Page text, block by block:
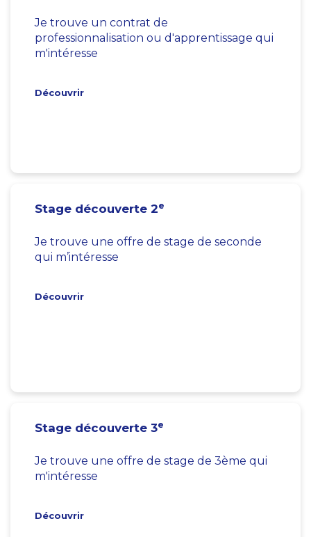
Je trouve un contrat de
professionnalisation ou d'apprentissage qui
m'intéresse
Découvrir
Stage découverte 2e
Je trouve une offre de stage de seconde
qui m’intéresse
Découvrir
Stage découverte 3e
Je trouve une offre de stage de 3ème qui
m'intéresse
Découvrir